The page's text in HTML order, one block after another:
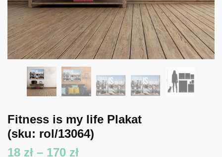
Fitness is my life Plakat
(sku: rol/13064)
18 zł – 170 złZakres